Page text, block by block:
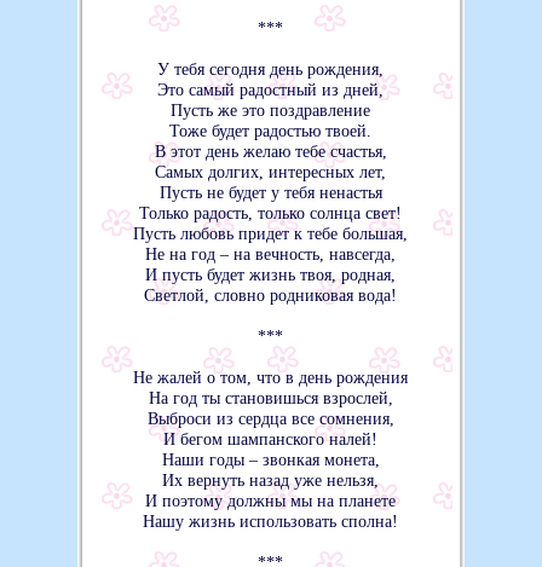
***
У тебя сегодня день рождения,
Это самый радостный из дней,
Пусть же это поздравление
Тоже будет радостью твоей.
В этот день желаю тебе счастья,
Самых долгих, интересных лет,
Пусть не будет у тебя ненастья
Только радость, только солнца свет!
Пусть любовь придет к тебе большая,
Не на год – на вечность, навсегда,
И пусть будет жизнь твоя, родная,
Светлой, словно родниковая вода!
***
Не жалей о том, что в день рождения
На год ты становишься взрослей,
Выброси из сердца все сомнения,
И бегом шампанского налей!
Наши годы – звонкая монета,
Их вернуть назад уже нельзя,
И поэтому должны мы на планете
Нашу жизнь использовать сполна!
***